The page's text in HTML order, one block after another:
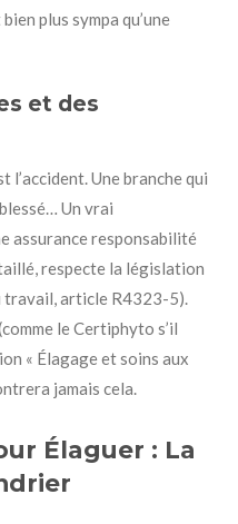
plus sympa qu’une
et des
l’accident. Une branche qui
Un vrai
assurance responsabilité
respecte la législation
travail, article R4323-5).
le Certiphyto s’il
« Élagage et soins aux
jamais cela.
Élaguer : La